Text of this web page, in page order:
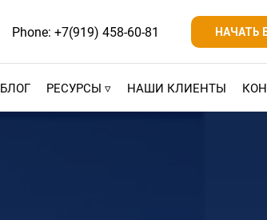
Phone: +7(919) 458-60-81 НАЧАТЬ
БЛОГ РЕСУРСЫ ▿ НАШИ КЛИЕНТЫ